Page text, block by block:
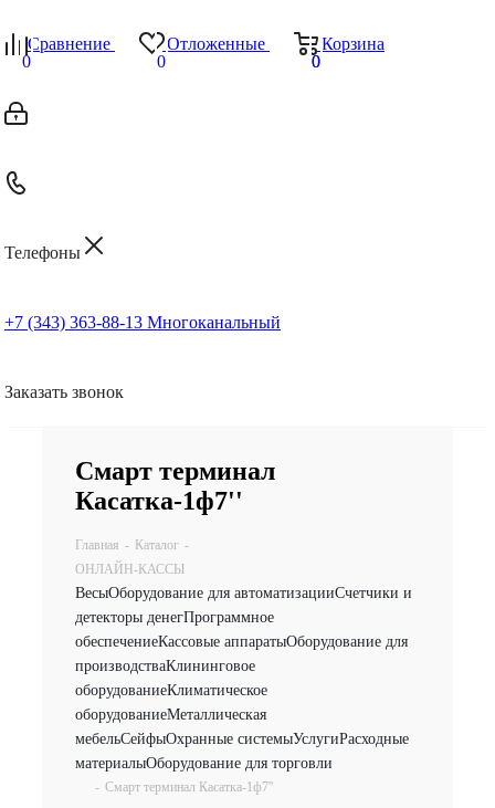
Сравнение
0
Отложенные
0
Корзина
0
0
Телефоны
+7 (343) 363-88-13 Многоканальный
Заказать звонок
Смарт терминал
Касатка-1ф7''
Главная - Каталог -
ОНЛАЙН-КАССЫ
ВесыОборудование для автоматизацииСчетчики и
детекторы денегПрограммное
обеспечениеКассовые аппаратыОборудование для
производстваКлининговое
оборудованиеКлиматическое
оборудованиеМеталлическая
мебельСейфыОхранные системыУслугиРасходные
материалыОборудование для торговли
- Смарт терминал Касатка-1ф7''